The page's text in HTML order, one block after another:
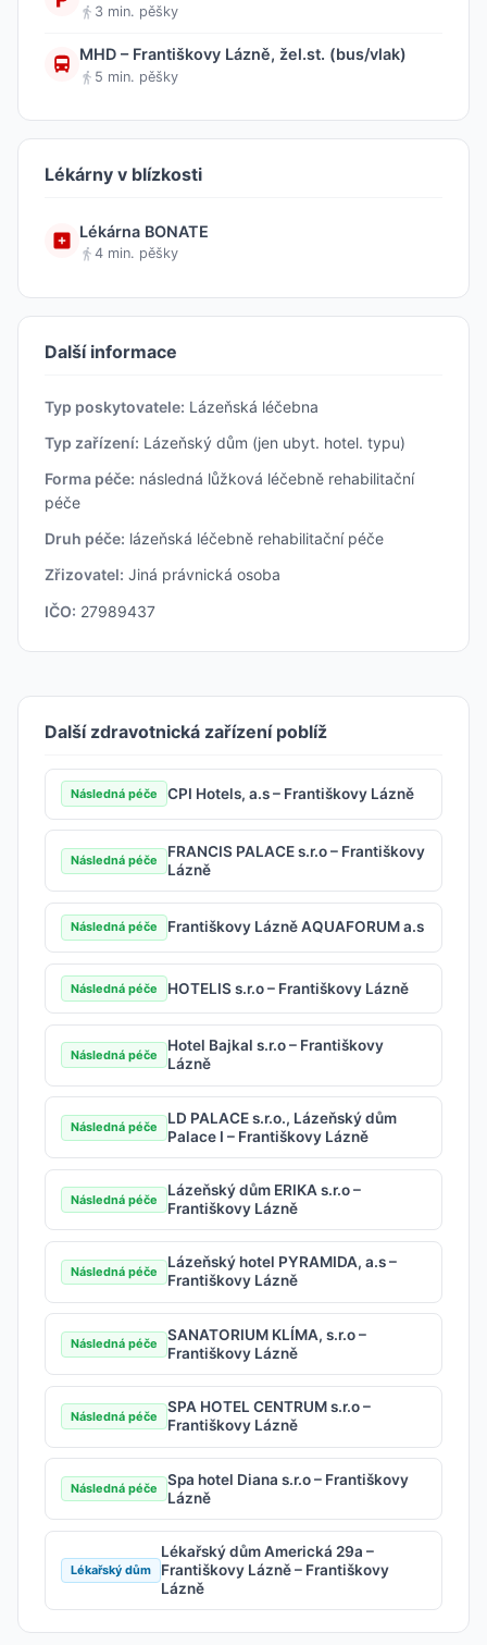
3 min. pěšky
MHD – Františkovy Lázně, žel.st. (bus/vlak)
5 min. pěšky
Lékárny v blízkosti
Lékárna BONATE
4 min. pěšky
Další informace
Typ poskytovatele: Lázeňská léčebna
Typ zařízení: Lázeňský dům (jen ubyt. hotel. typu)
Forma péče: následná lůžková léčebně rehabilitační
péče
Druh péče: lázeňská léčebně rehabilitační péče
Zřizovatel: Jiná právnická osoba
IČO: 27989437
Další zdravotnická zařízení poblíž
Následná péče CPI Hotels, a.s – Františkovy Lázně
Následná péče
FRANCIS PALACE s.r.o – Františkovy
Lázně
Následná péče Františkovy Lázně AQUAFORUM a.s
Následná péče HOTELIS s.r.o – Františkovy Lázně
Následná péče
Hotel Bajkal s.r.o – Františkovy
Lázně
Následná péče
LD PALACE s.r.o., Lázeňský dům
Palace I – Františkovy Lázně
Následná péče
Lázeňský dům ERIKA s.r.o –
Františkovy Lázně
Následná péče
Lázeňský hotel PYRAMIDA, a.s –
Františkovy Lázně
Následná péče
SANATORIUM KLÍMA, s.r.o –
Františkovy Lázně
Následná péče
SPA HOTEL CENTRUM s.r.o –
Františkovy Lázně
Následná péče
Spa hotel Diana s.r.o – Františkovy
Lázně
Lékařský dům
Lékařský dům Americká 29a –
Františkovy Lázně – Františkovy
Lázně